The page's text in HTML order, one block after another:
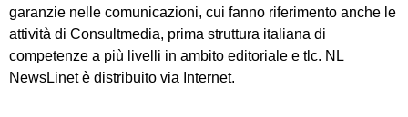
garanzie nelle comunicazioni, cui fanno riferimento anche le
attività di Consultmedia, prima struttura italiana di
competenze a più livelli in ambito editoriale e tlc. NL
NewsLinet è distribuito via Internet.